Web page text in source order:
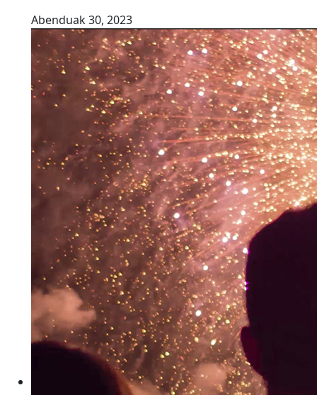
Abenduak 30, 2023